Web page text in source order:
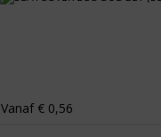
Vanaf € 0,56